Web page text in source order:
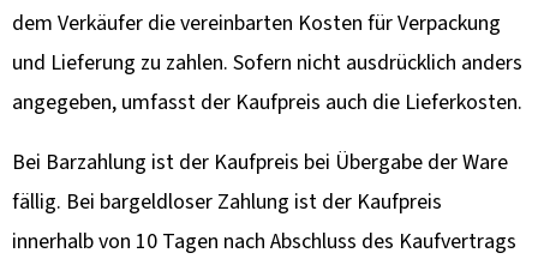
dem Verkäufer die vereinbarten Kosten für Verpackung
und Lieferung zu zahlen. Sofern nicht ausdrücklich anders
angegeben, umfasst der Kaufpreis auch die Lieferkosten.
Bei Barzahlung ist der Kaufpreis bei Übergabe der Ware
fällig. Bei bargeldloser Zahlung ist der Kaufpreis
innerhalb von 10 Tagen nach Abschluss des Kaufvertrags